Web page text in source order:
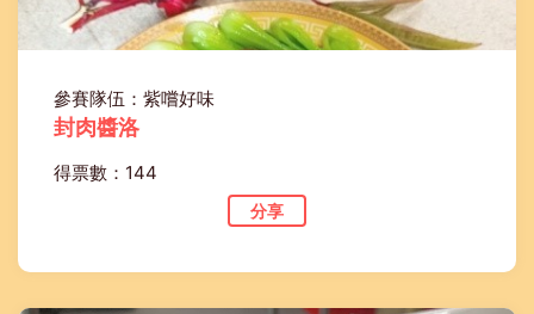
參賽隊伍：紫嚐好味
封肉醬洛
得票數：144
分享